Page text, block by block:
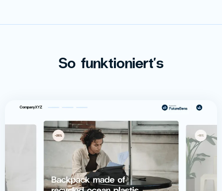
So funktioniert's